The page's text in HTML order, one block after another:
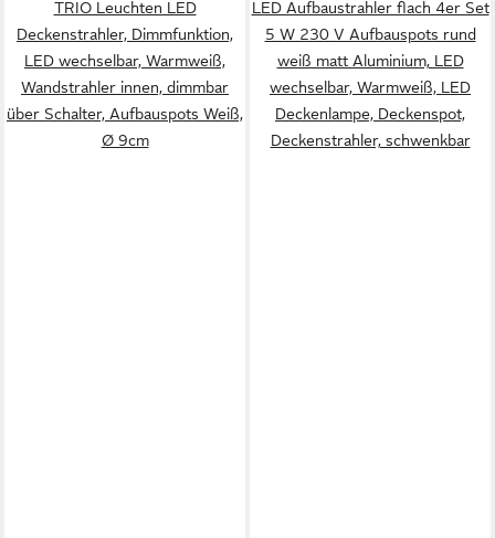
TRIO Leuchten LED
Deckenstrahler, Dimmfunktion,
LED wechselbar, Warmweiß,
Wandstrahler innen, dimmbar
über Schalter, Aufbauspots Weiß,
Ø 9cm
LED Aufbaustrahler flach 4er Set
5 W 230 V Aufbauspots rund
weiß matt Aluminium, LED
wechselbar, Warmweiß, LED
Deckenlampe, Deckenspot,
Deckenstrahler, schwenkbar